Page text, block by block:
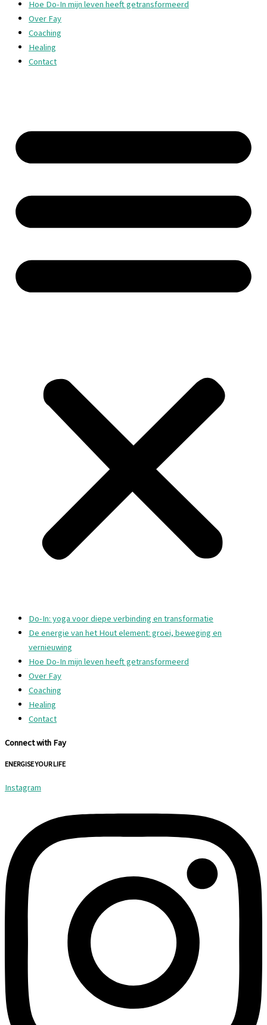
Hoe Do-In mijn leven heeft getransformeerd
Over Fay
Coaching
Healing
Contact
Do-In: yoga voor diepe verbinding en transformatie
De energie van het Hout element: groei, beweging en
vernieuwing
Hoe Do-In mijn leven heeft getransformeerd
Over Fay
Coaching
Healing
Contact
Connect with Fay
ENERGISE YOUR LIFE
Instagram